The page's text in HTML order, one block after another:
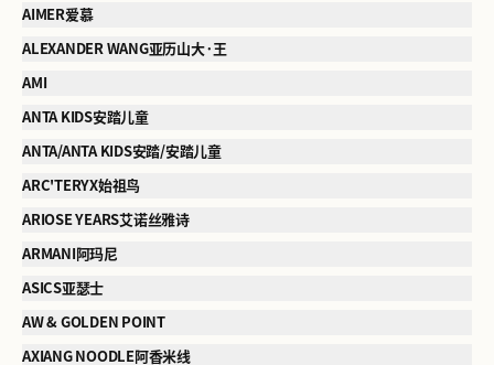
AIMER爱慕
ALEXANDER WANG亚历山大·王
AMI
ANTA KIDS安踏儿童
ANTA/ANTA KIDS安踏/安踏儿童
ARC'TERYX始祖鸟
ARIOSE YEARS艾诺丝雅诗
ARMANI阿玛尼
ASICS亚瑟士
AW & GOLDEN POINT
AXIANG NOODLE阿香米线